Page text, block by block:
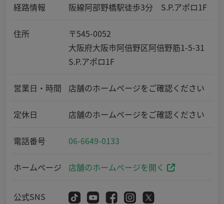
経路情報
阪線阿部野橋駅徒歩3分 S.P.アポロ1F
住所
〒545-0052
大阪府大阪市阿倍野区阿倍野筋1-5-31
S.P.アポロ1F
営業日・時間 店舗のホームページをご確認ください
定休日 店舗のホームページをご確認ください
電話番号 06-6649-0133
ホームページ 店舗のホームページを開く
公式SNS